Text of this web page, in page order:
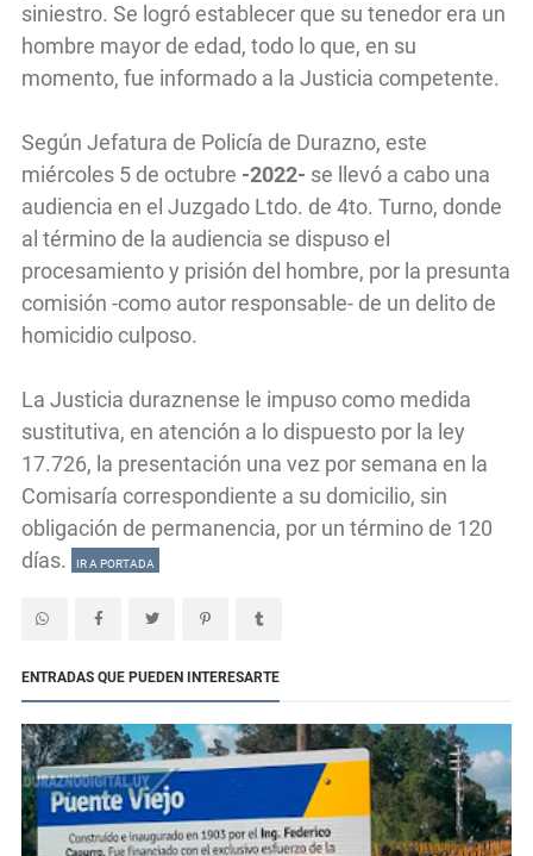
siniestro. Se logró establecer que su tenedor era un
hombre mayor de edad, todo lo que, en su
momento, fue informado a la Justicia competente.
Según Jefatura de Policía de Durazno, este
miércoles 5 de octubre -2022- se llevó a cabo una
audiencia en el Juzgado Ltdo. de 4to. Turno, donde
al término de la audiencia se dispuso el
procesamiento y prisión del hombre, por la presunta
comisión -como autor responsable- de un delito de
homicidio culposo.
La Justicia duraznense le impuso como medida
sustitutiva, en atención a lo dispuesto por la ley
17.726, la presentación una vez por semana en la
Comisaría correspondiente a su domicilio, sin
obligación de permanencia, por un término de 120
días.
IR A PORTADA
ENTRADAS QUE PUEDEN INTERESARTE